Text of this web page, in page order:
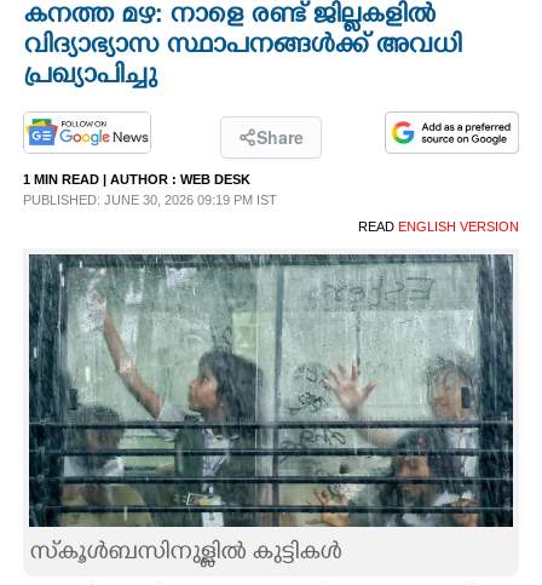
OPINION
PHOTOS
LIFESTYLE
SPIRITUAL
INFO+
ART
ASTRO
CARTOONS
കനത്ത മഴ: നാളെ രണ്ട്‌ ജില്ലകളിൽ
വിദ്യാഭ്യാസ സ്ഥാപനങ്ങൾക്ക് അവധി
പ്രഖ്യാപിച്ചു
Share
1 MIN READ | AUTHOR : WEB DESK
PUBLISHED: JUNE 30, 2026 09:19 PM IST
READ ENGLISH VERSION
സ്‌കൂൾബസിനുള്ളിൽ കുട്ടികൾ